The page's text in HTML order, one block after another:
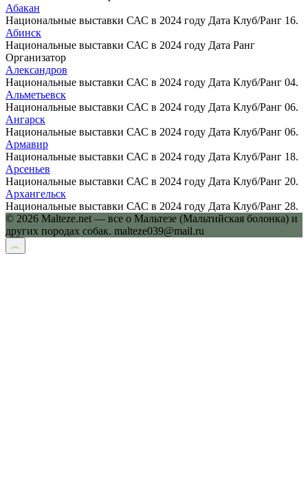
Абакан
Национальные выставки САС в 2024 году Дата Клуб/Ранг 16.
Абинск
Национальные выставки САС в 2024 году Дата Ранг
Организатор
Александров
Национальные выставки САС в 2024 году Дата Клуб/Ранг 04.
Альметьевск
Национальные выставки САС в 2024 году Дата Клуб/Ранг 06.
Ангарск
Национальные выставки САС в 2024 году Дата Клуб/Ранг 06.
Армавир
Национальные выставки САС в 2024 году Дата Клуб/Ранг 18.
Арсеньев
Национальные выставки САС в 2024 году Дата Клуб/Ранг 20.
Архангельск
Национальные выставки САС в 2024 году Дата Клуб/Ранг 28.
© 2026 Malteze.net — все о Мальтезе (Мальтийская болонка) и
других породах собак. malteze039@mail.ru